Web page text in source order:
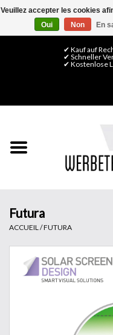
0 Articles - CHF
✔ Kauf auf
✔ Schneller
✔ Kostenlose
Films de décoration
Finitions & Montage
Futura
ACCUEIL /FUTURA
Veuillez accepter les cookies
Oui
Non En